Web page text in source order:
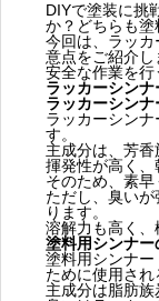
になります。
お盆に伴う休
2026.07.30
川崎市でリノ
へ｜後悔しな
の選び方
2026.07.01
NEW
2021.04.25
お客様アンケー
2026.01.25
藤沢市でリノ
へ｜費用・進
2026.08.01
川崎市でリノ
へ｜後悔しな
の選び方
2026.07.01
NEW
2021.04.25
クーリング・
2024.04.26
DIYで塗装に挑
か？どちらも
今回は、ラッ
意点をご紹介し
安全な作業を
ラッカーシン
ラッカーシンナ
ラッカーシン
す。
主成分は、芳香
揮発性が高く、
そのため、素早
ただし、臭い
ります。
溶解力も高く、
塗料用シンナー
塗料用シンナ
ために使用され
主成分は脂肪